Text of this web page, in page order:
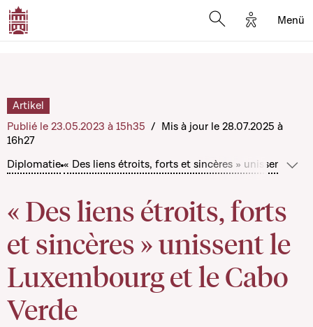
Options
Menü
Diplomatie « Des liens étroits, forts et sincères » unissent le
« Des liens étroits, forts
et sincères » unissent le
Luxembourg et le Cabo
Verde
Artikel
Publié le 23.05.2023 à 15h35 / Mis à jour le 28.07.2025 à
16h27